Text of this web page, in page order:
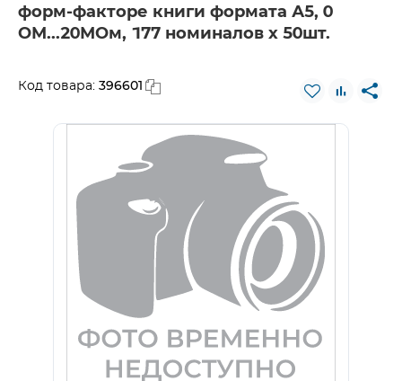
форм-факторе книги формата А5, 0
ОМ...20МОм, 177 номиналов х 50шт.
Код товара: 396601